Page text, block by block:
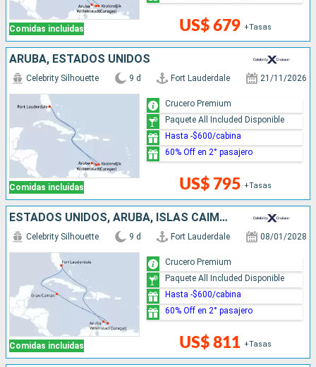
Comidas incluidas US$ 679 +Tasas
ARUBA, ESTADOS UNIDOS
Comidas incluidas
Celebrity Silhouette 9 d Fort Lauderdale 21/11/2026
US$ 795 +Tasas
Crucero Premium
Paquete All Included Disponible
Hasta -$600/cabina
60% Off en 2° pasajero
ESTADOS UNIDOS, ARUBA, ISLAS CAIMÁN
Comidas incluidas
Celebrity Silhouette 9 d Fort Lauderdale 08/01/2028
US$ 811 +Tasas
Crucero Premium
Paquete All Included Disponible
Hasta -$600/cabina
60% Off en 2° pasajero